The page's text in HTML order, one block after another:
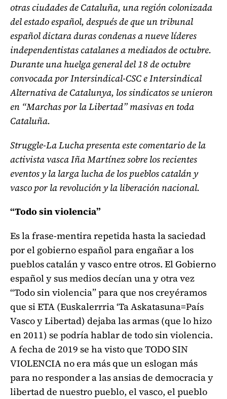
otras ciudades de Cataluña, una región colonizada
del estado español, después de que un tribunal
español dictara duras condenas a nueve líderes
independentistas catalanes a mediados de octubre.
Durante una huelga general del 18 de octubre
convocada por Intersindical-CSC e Intersindical
Alternativa de Catalunya, los sindicatos se unieron
en “Marchas por la Libertad” masivas en toda
Cataluña.
Struggle-La Lucha presenta este comentario de la
activista vasca Iña Martínez sobre los recientes
eventos y la larga lucha de los pueblos catalán y
vasco por la revolución y la liberación nacional.
“Todo sin violencia”
Es la frase-mentira repetida hasta la saciedad
por el gobierno español para engañar a los
pueblos catalán y vasco entre otros. El Gobierno
español y sus medios decían una y otra vez
“Todo sin violencia” para que nos creyéramos
que si ETA (Euskalerrria ‘Ta Askatasuna=País
Vasco y Libertad) dejaba las armas (que lo hizo
en 2011) se podría hablar de todo sin violencia.
A fecha de 2019 se ha visto que TODO SIN
VIOLENCIA no era más que un eslogan más
para no responder a las ansias de democracia y
libertad de nuestro pueblo, el vasco, el pueblo